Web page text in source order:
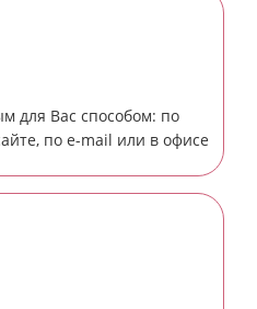
для Вас способом: по
по e-mail или в офисе